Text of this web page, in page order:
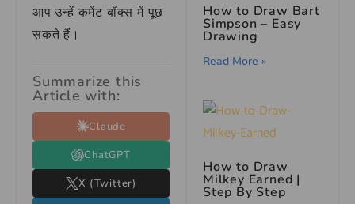
आप उन्हें कमेंट बॉक्स में पूछ
सकते हैं।
Summarize this
Article with:
Claude
ChatGPT
X (Twitter)
How to Draw Bart
Simpson – Easy
Drawing
Read More »
How to Draw
Milkey Earned |
Step By Step